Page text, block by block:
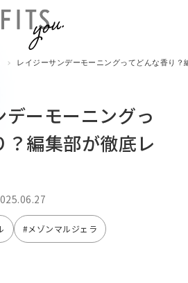
レイジーサンデーモーニングってどんな香り？
デーモーニングっ
？編集部が徹底レ
#メゾンマルジェラ